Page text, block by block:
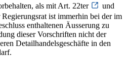
als mit Art. 22ter
und
ist immerhin bei der im
enthaltenen Äusserung zu
dieser Vorschriften nicht der
Detailhandelsgeschäfte in den